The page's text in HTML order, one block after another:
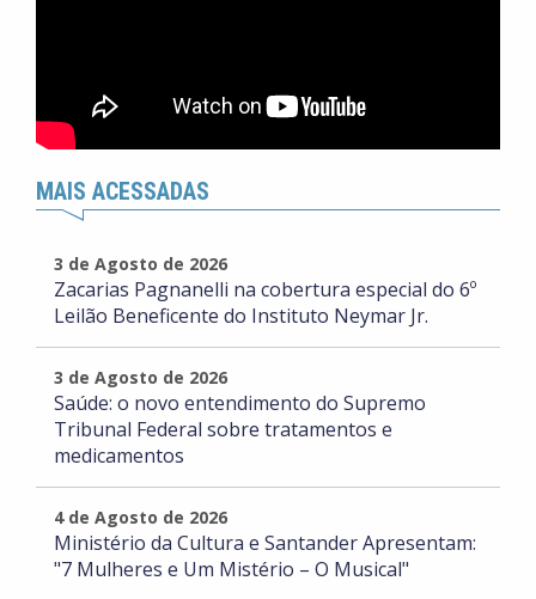
MAIS ACESSADAS
3 de Agosto de 2026
Zacarias Pagnanelli na cobertura especial do 6º
Leilão Beneficente do Instituto Neymar Jr.
3 de Agosto de 2026
Saúde: o novo entendimento do Supremo
Tribunal Federal sobre tratamentos e
medicamentos
4 de Agosto de 2026
Ministério da Cultura e Santander Apresentam:
"7 Mulheres e Um Mistério – O Musical"